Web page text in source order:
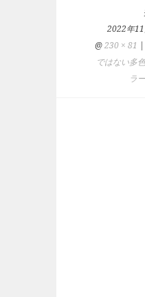
2022年
@ 230 × 81
ではない多
ラ